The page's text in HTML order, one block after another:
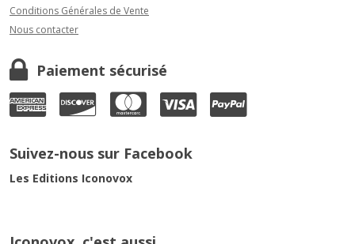
Conditions Générales de Vente
Nous contacter
Paiement sécurisé
Suivez-nous sur Facebook
Les Editions Iconovox